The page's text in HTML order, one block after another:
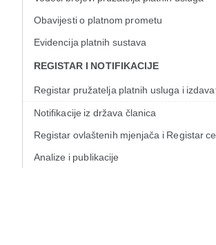
Obavijesti o platnom prometu
Evidencija platnih sustava
REGISTAR I NOTIFIKACIJE
Registar pružatelja platnih usluga i
Notifikacije iz država članica
Registar ovlaštenih mjenjača i Registar
Analize i publikacije